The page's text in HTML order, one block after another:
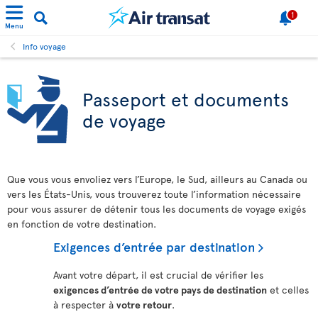
Menu
1
Info voyage
Passeport et documents
de voyage
Que vous vous envoliez vers l’Europe, le Sud, ailleurs au Canada ou
vers les États-Unis, vous trouverez toute l’information nécessaire
pour vous assurer de détenir tous les documents de voyage exigés
en fonction de votre destination.
Exigences d’entrée par destination
Avant votre départ, il est crucial de vérifier les
exigences d’entrée de votre pays de destination et celles
à respecter à votre retour.